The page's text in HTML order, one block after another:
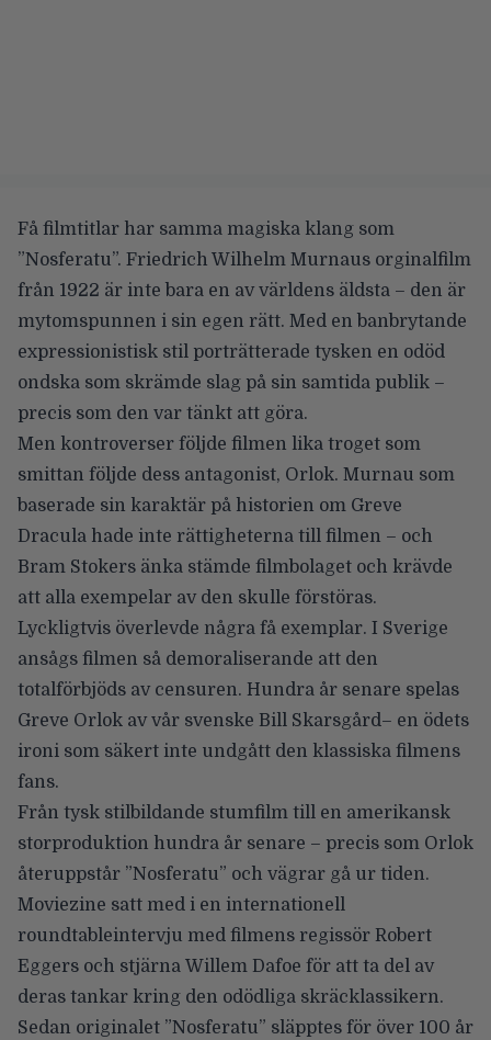
Få filmtitlar har samma magiska klang som
”Nosferatu”. Friedrich Wilhelm Murnaus orginalfilm
från 1922 är inte bara en av världens äldsta – den är
mytomspunnen i sin egen rätt. Med en banbrytande
expressionistisk stil porträtterade tysken en odöd
ondska som skrämde slag på sin samtida publik –
precis som den var tänkt att göra.
Men kontroverser följde filmen lika troget som
smittan följde dess antagonist, Orlok. Murnau som
baserade sin karaktär på historien om Greve
Dracula hade inte rättigheterna till filmen – och
Bram Stokers änka stämde filmbolaget och krävde
att alla exempelar av den skulle förstöras.
Lyckligtvis överlevde några få exemplar. I Sverige
ansågs filmen så demoraliserande att den
totalförbjöds av censuren. Hundra år senare spelas
Greve Orlok av vår svenske Bill Skarsgård– en ödets
ironi som säkert inte undgått den klassiska filmens
fans.
Från tysk stilbildande stumfilm till en amerikansk
storproduktion hundra år senare – precis som Orlok
återuppstår ”Nosferatu” och vägrar gå ur tiden.
Moviezine satt med i en internationell
roundtableintervju med filmens regissör Robert
Eggers och stjärna Willem Dafoe för att ta del av
deras tankar kring den odödliga skräcklassikern.
Sedan originalet ”Nosferatu” släpptes för över 100 år